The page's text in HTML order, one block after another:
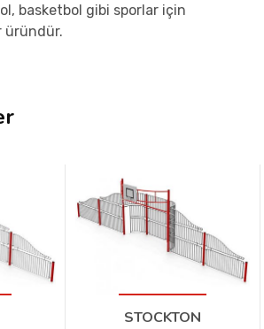
basketbol gibi sporlar için
üründür.
STOCKTON